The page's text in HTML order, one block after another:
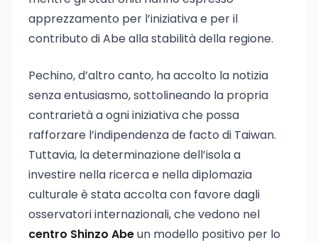
apprezzamento per l’iniziativa e per il
contributo di Abe alla stabilità della regione.
Pechino, d’altro canto, ha accolto la notizia
senza entusiasmo, sottolineando la propria
contrarietà a ogni iniziativa che possa
rafforzare l’indipendenza de facto di Taiwan.
Tuttavia, la determinazione dell’isola a
investire nella ricerca e nella diplomazia
culturale è stata accolta con favore dagli
osservatori internazionali, che vedono nel
centro Shinzo Abeun modello positivo per lo